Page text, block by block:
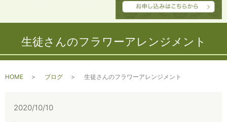
生徒さんのフラワーアレンジメント
HOME ブログ 生徒さんのフラワーアレンジメント
2020/10/10